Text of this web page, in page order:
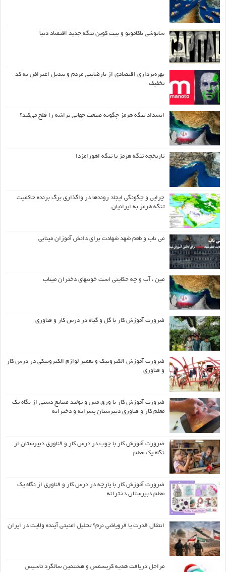
ساتوشی ناکاموتو و بیت کوین تنگه جدید اقتصاد دنیا
بهره‌برداری اقتصادی از نارضایتی مردم و تبدیل اعتراض به کد
تخفیف
انسداد تنگه هرمز چگونه صنعت جهانی تراشه را فلج می‌کند؟
تاریخچه تنگه هرمز یا تنگه اهورامزدا
چرایی و چگونگی ایجاد روندها در واگذاری برگ برنده حاکمیت
تنگه هرمز به ایرانیان
می ناب و طعم شهد شهادت برای دانش آموزان مینابی
مین ، آب و چه حکایتی است خونبهای دختران میناب
ضرورت آموزش کار با گل و گیاه در درس کار و فناوری
ضرورت آموزش الکترونیک و تعمیر لوازم الکترونیکی در درس کار
و فناوری
ضرورت آموزش کار با ورق مس و تولید صنایع دستی از نگاه یک
معلم کار و فناوری دبیرستان پسرانه و دخترانه
ضرورت آموزش کار با چوب در درس کار و فناوری دبیرستان از
نگاه یک معلم
ضرورت آموزش کار با پارچه در درس کار و فناوری از نگاه یک
معلم دبیرستان دخترانه
انتقال قدرت یا فروپاشی نرم؟ تحلیل امنیتی آینده ولایت در ایران
مراحل دریافت هدیه کریسمس و هشتمین سالگرد تاسیس